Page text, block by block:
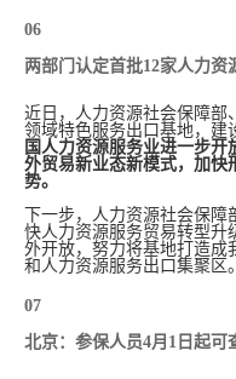
06
两部门认定首批12家人力资
近日，人力资源社会保障部
领域特色服务出口基地，建
国人力资源服务业进一步
外贸易新业态新模式，加快
势。
下一步，人力资源社会保
快人力资源服务贸易转型升
外开放，努力将基地打造成
和人力资源服务出口集聚区。
07
北京：参保人员4月1日起可